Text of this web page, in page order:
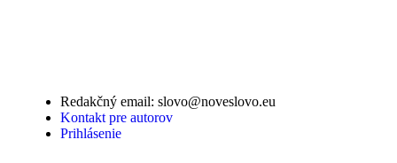
Redakčný email: slovo@noveslovo.eu
Kontakt pre autorov
Prihlásenie